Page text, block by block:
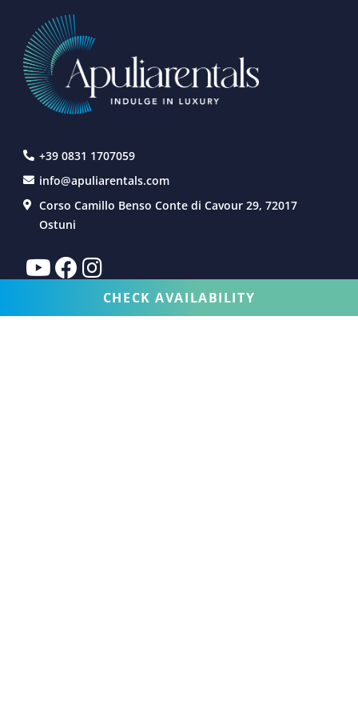
CHECK AVAILABILITY
+39 0831 1707059
info@apuliarentals.com
Corso Camillo Benso Conte di Cavour 29, 72017
Ostuni